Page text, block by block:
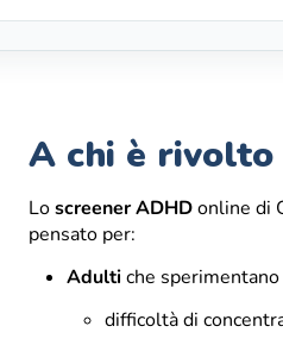
A chi è rivolto
Loscreener ADHDonline di
pensato per:
Adultiche
difficoltà di